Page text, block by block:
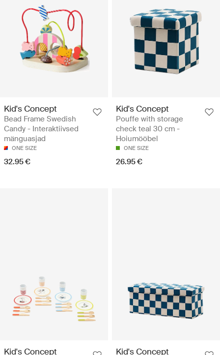
Kid's Concept
Bead Frame Swedish
Candy - Interaktiivsed
mänguasjad
ONE SIZE
32.95 €
Kid's Concept
Pouffe with storage
check teal 30 cm -
Hoiumööbel
ONE SIZE
26.95 €
Kid's Concept Kid's Concept